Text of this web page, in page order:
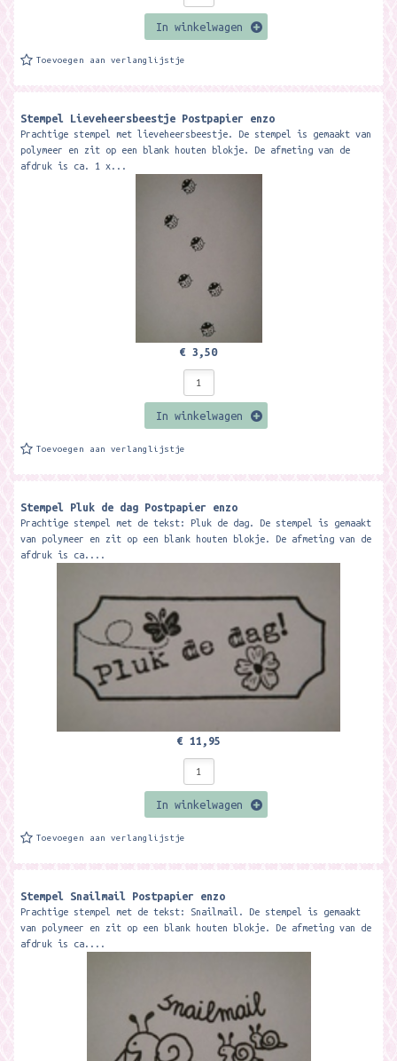
In winkelwagen
Toevoegen aan verlanglijstje
Stempel Lieveheersbeestje Postpapier enzo
Prachtige stempel met lieveheersbeestje. De stempel is gemaakt van
polymeer en zit op een blank houten blokje. De afmeting van de
afdruk is ca. 1 x...
€ 3,50
In winkelwagen
Toevoegen aan verlanglijstje
Stempel Pluk de dag Postpapier enzo
Prachtige stempel met de tekst: Pluk de dag. De stempel is gemaakt
van polymeer en zit op een blank houten blokje. De afmeting van de
afdruk is ca....
€ 11,95
In winkelwagen
Toevoegen aan verlanglijstje
Stempel Snailmail Postpapier enzo
Prachtige stempel met de tekst: Snailmail. De stempel is gemaakt
van polymeer en zit op een blank houten blokje. De afmeting van de
afdruk is ca....